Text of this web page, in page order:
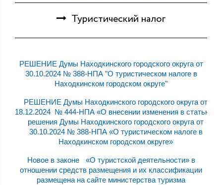
Туристический налог
РЕШЕНИЕ Думы Находкинского городского округа от
30.10.2024 № 388-НПА "О туристическом налоге в
Находкинском городском округе"
РЕШЕНИЕ Думы Находкинского городского округа от
18.12.2024 № 444-НПА «О внесении изменения в статью 2
решения Думы Находкинского городского округа от
30.10.2024 № 388-НПА «О туристическом налоге в
Находкинском городском округе»
Новое в законе «О туристской деятельности» в
отношении средств размещения и их классификации
размещена на сайте министерства туризма